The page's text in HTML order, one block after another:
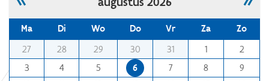
d
e
v
o
l
l
o
n
Ma Di Wo Do Vr Za
Zo
27
28 29 30 31 1
2
3
4 5 6 7 8
9